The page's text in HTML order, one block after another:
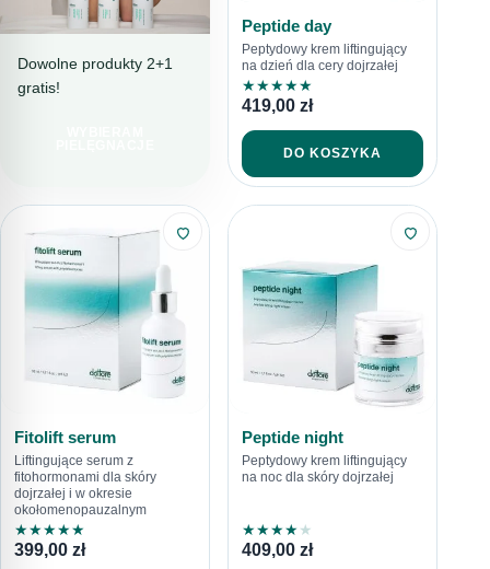
PIELĘGNACJA
Dowolne produkty 2+1
gratis!
Peptide day
Peptydowy krem liftingujący
na dzień dla cery dojrzałej
★★★★★
419,00 zł
DO KOSZYKA
Fitolift serum
Liftingujące serum z
fitohormonami dla skóry
dojrzałej i w okresie
okołomenopauzalnym
★★★★★
399,00 zł
Peptide night
Peptydowy krem liftingujący
na noc dla skóry dojrzałej
★★★★★
409,00 zł